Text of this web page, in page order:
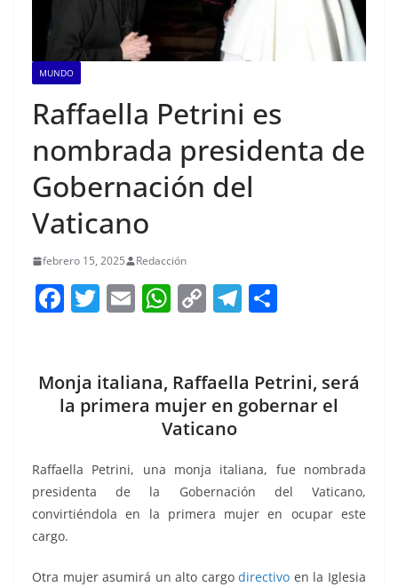
MUNDO
Raffaella Petrini es
nombrada presidenta de
Gobernación del
Vaticano
febrero 15, 2025 Redacción
F
e
b
o
k
T
er
E
l
W
s
A
p
p
C
y
Li
n
k
T
gr
a
e
Monja italiana, Raffaella Petrini, será
la primera mujer en gobernar el
Vaticano
Raffaella Petrini, una monja italiana, fue nombrada
presidenta de la Gobernación del Vaticano,
convirtiéndola en la primera mujer en ocupar este
cargo.
Otra mujer asumirá un alto cargodirectivo en la Iglesia